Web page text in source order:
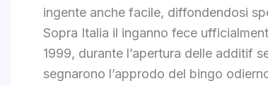
ingente anche facile, diffondendosi
Sopra Italia il inganno fece
1999, durante l’apertura delle additif
segnarono l’approdo del bingo